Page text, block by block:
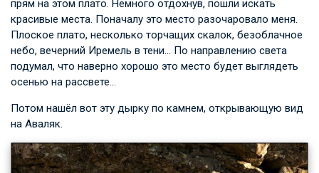
прям на этом плато. Немного отдохнув, пошли искать
красивые места. Поначалу это место разочаровало меня.
Плоское плато, несколько торчащих скалок, безоблачное
небо, вечерний Иремель в тени… По направлению света
подумал, что наверно хорошо это место будет выглядеть
осенью на рассвете…
Потом нашёл вот эту дырку по камнем, открывающую вид
на Аваляк.